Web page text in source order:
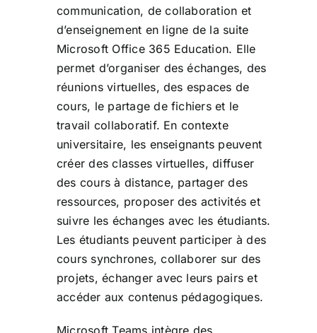
communication, de collaboration et
d’enseignement en ligne de la suite
Microsoft Office 365 Education. Elle
permet d’organiser des échanges, des
réunions virtuelles, des espaces de
cours, le partage de fichiers et le
travail collaboratif. En contexte
universitaire, les enseignants peuvent
créer des classes virtuelles, diffuser
des cours à distance, partager des
ressources, proposer des activités et
suivre les échanges avec les étudiants.
Les étudiants peuvent participer à des
cours synchrones, collaborer sur des
projets, échanger avec leurs pairs et
accéder aux contenus pédagogiques.